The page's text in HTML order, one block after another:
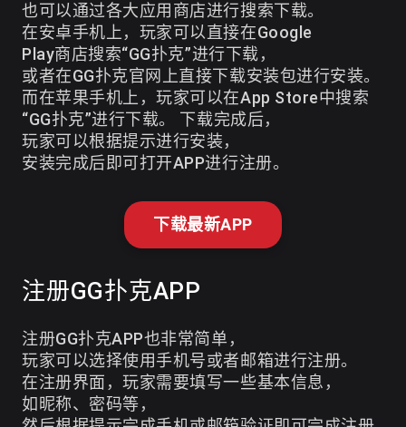
也可以通过各大应用商店进行搜索下载。
在安卓手机上，玩家可以直接在Google
Play商店搜索“GG扑克”进行下载，
或者在GG扑克官网上直接下载安装包进行安装。
而在苹果手机上，玩家可以在App Store中搜索
“GG扑克”进行下载。 下载完成后，
玩家可以根据提示进行安装，
安装完成后即可打开APP进行注册。
下载最新APP
注册GG扑克APP
注册GG扑克APP也非常简单，
玩家可以选择使用手机号或者邮箱进行注册。
在注册界面，玩家需要填写一些基本信息，
如昵称、密码等，